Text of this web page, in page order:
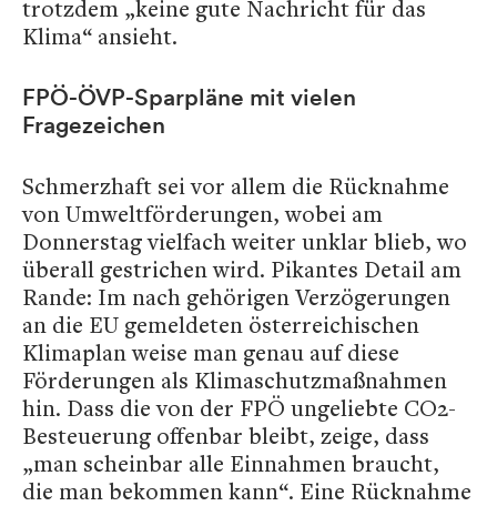
trotzdem „keine gute Nachricht für das
Klima“ ansieht.
FPÖ-ÖVP-Sparpläne mit vielen
Fragezeichen
Schmerzhaft sei vor allem die Rücknahme
von Umweltförderungen, wobei am
Donnerstag vielfach weiter unklar blieb, wo
überall gestrichen wird. Pikantes Detail am
Rande: Im nach gehörigen Verzögerungen
an die EU gemeldeten österreichischen
Klimaplan weise man genau auf diese
Förderungen als Klimaschutzmaßnahmen
hin. Dass die von der FPÖ ungeliebte CO2-
Besteuerung offenbar bleibt, zeige, dass
„man scheinbar alle Einnahmen braucht,
die man bekommen kann“. Eine Rücknahme